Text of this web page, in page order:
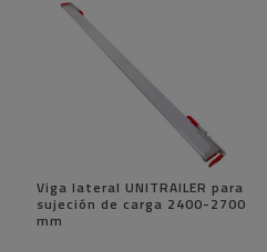
Viga lateral UNITRAILER para
sujeción de carga 2400-2700
mm